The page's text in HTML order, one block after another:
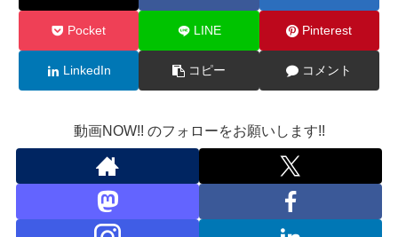
Pocket LINE Pinterest
LinkedIn コピー コメント
動画NOW!! のフォローをお願いします!!